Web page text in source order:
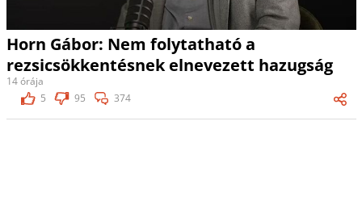
Horn Gábor: Nem folytatható a
rezsicsökkentésnek elnevezett hazugság
14 órája
5
95 374